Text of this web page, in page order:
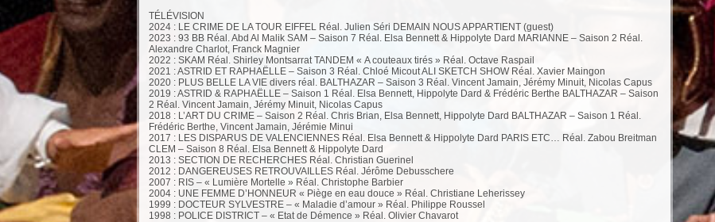
TÉLÉVISION
2024 : LE CRIME DE LA TOUR EIFFEL Réal. Julien Séri DEMAIN NOUS APPARTIENT (guest)
2023 : 93 BB Réal. Abd Al Malik SAM – Saison 7 Réal. Elsa Bennett & Hippolyte Dard MARIANNE – Saison 2 Réal.
Alexandre Charlot, Franck Magnier
2022 : SKAM Réal. Shirley Montsarrat TANDEM « A couteaux tirés » Réal. Octave Raspail
2021 : ASTRID ET RAPHAËLLE – Saison 3 Réal. Chloé Micout ALI SKETCH SHOW Réal. Xavier Maingon
2020 : PLUS BELLE LA VIE divers réal. BALTHAZAR – Saison 3 Réal. Vincent Jamain, Jérémy Minuit, Nicolas Capus
2019 : ASTRID & RAPHAËLLE – Saison 1 Réal. Elsa Bennett, Hippolyte Dard & Frédéric Berthe BALTHAZAR – Saison
2 Réal. Vincent Jamain, Jérémy Minuit, Nicolas Capus
2018 : L’ART DU CRIME – Saison 2 Réal. Chris Brian, Elsa Bennett, Hippolyte Dard BALTHAZAR – Saison 1 Réal.
Frédéric Berthe, Vincent Jamain, Jérémie Minui
2017 : LES DISPARUS DE VALENCIENNES Réal. Elsa Bennett & Hippolyte Dard PARIS ETC… Réal. Zabou Breitman
CLEM – Saison 8 Réal. Elsa Bennett & Hippolyte Dard
2013 : SECTION DE RECHERCHES Réal. Christian Guerinel
2012 : DANGEREUSES RETROUVAILLES Réal. Jérôme Debusschere
2007 : RIS – « Lumière Mortelle » Réal. Christophe Barbier
2004 : UNE FEMME D’HONNEUR « Piège en eau douce » Réal. Christiane Leherissey
1999 : DOCTEUR SYLVESTRE – « Maladie d’amour » Réal. Philippe Roussel
1998 : POLICE DISTRICT – « Etat de Démence » Réal. Olivier Chavarot